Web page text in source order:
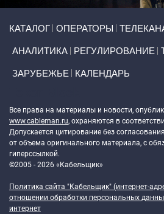
КАТАЛОГ ОПЕРАТОРЫ
АНАЛИТИКА РЕГУЛИРОВАНИЕ
ЗАРУБЕЖЬЕ КАЛЕНДАРЬ
Все права на материалы и новости,
www.cableman.ru, охраняются в
Допускается цитирование без
от объема оригинального материала, с
гиперссылкой.
©2005 - 2026 «Кабельщик»
Политика сайта "Кабельщик" (интернет-
отношении обработки персональных
интернет